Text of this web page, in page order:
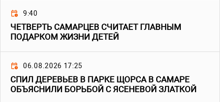
9:40
ЧЕТВЕРТЬ САМАРЦЕВ СЧИТАЕТ ГЛАВНЫМ
ПОДАРКОМ ЖИЗНИ ДЕТЕЙ
06.08.2026 17:25
СПИЛ ДЕРЕВЬЕВ В ПАРКЕ ЩОРСА В САМАРЕ
ОБЪЯСНИЛИ БОРЬБОЙ С ЯСЕНЕВОЙ ЗЛАТКОЙ